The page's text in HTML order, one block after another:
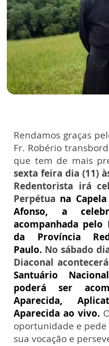
Rendamos graças
Fr. Robério
que tem de mais
sexta feira dia (11)
Redentorista irá
Perpétua na
Afonso, a
acompanhada pelo
da Província
Paulo. No sábado
Diaconal acontecerá
Santuário
poderá ser
Aparecida,
Aparecida ao vivo.
oportunidade e
sua vocação e